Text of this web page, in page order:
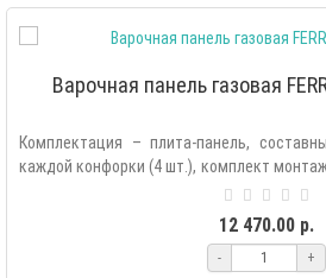
Варочная панель газовая
Комплектация – плита-панель,
каждой конфорки (4 шт.), комплект
12 470.00 р.
- +